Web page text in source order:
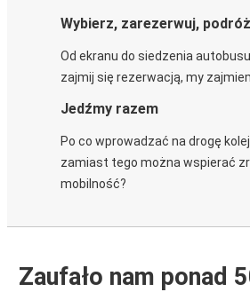
Wybierz, zarezerwuj,
Od ekranu do siedzenia
zajmij się rezerwacją, my
Jedźmy razem
Po co wprowadzać na drogę
zamiast tego można wspierać
mobilność?
Zaufało nam ponad